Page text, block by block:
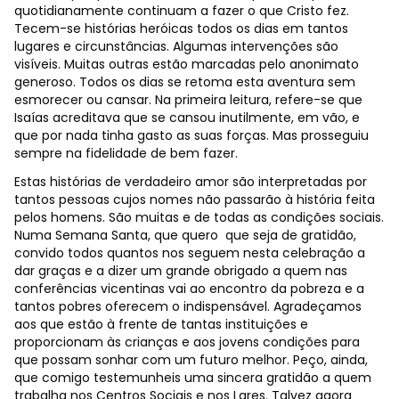
quotidianamente continuam a fazer o que Cristo fez.
Tecem-se histórias heróicas todos os dias em tantos
lugares e circunstâncias. Algumas intervenções são
visíveis. Muitas outras estão marcadas pelo anonimato
generoso. Todos os dias se retoma esta aventura sem
esmorecer ou cansar. Na primeira leitura, refere-se que
Isaías acreditava que se cansou inutilmente, em vão, e
que por nada tinha gasto as suas forças. Mas prosseguiu
sempre na fidelidade de bem fazer.
Estas histórias de verdadeiro amor são interpretadas por
tantos pessoas cujos nomes não passarão à história feita
pelos homens. São muitas e de todas as condições sociais.
Numa Semana Santa, que quero que seja de gratidão,
convido todos quantos nos seguem nesta celebração a
dar graças e a dizer um grande obrigado a quem nas
conferências vicentinas vai ao encontro da pobreza e a
tantos pobres oferecem o indispensável. Agradeçamos
aos que estão à frente de tantas instituições e
proporcionam às crianças e aos jovens condições para
que possam sonhar com um futuro melhor. Peço, ainda,
que comigo testemunheis uma sincera gratidão a quem
trabalha nos Centros Sociais e nos Lares. Talvez agora